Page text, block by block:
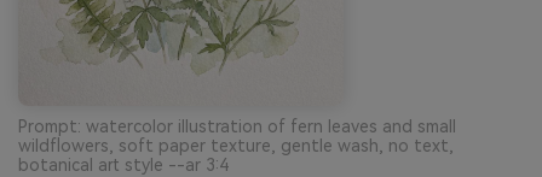
Prompt: watercolor illustration of fern leaves and small
wildflowers, soft paper texture, gentle wash, no text,
botanical art style --ar 3:4